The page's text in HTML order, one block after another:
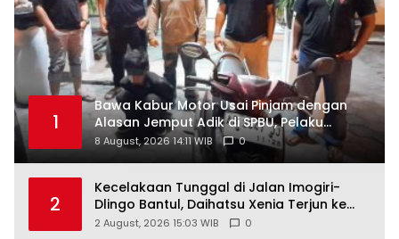
1
Bawa Kabur Motor Usai Pinjam dengan
Alasan Jemput Adik di SPBU, Pelaku
Ditangkap Saat COD
8 August, 2026 14:11 WIB 0
2
Kecelakaan Tunggal di Jalan Imogiri-
Dlingo Bantul, Daihatsu Xenia Terjun ke
Jurang
2 August, 2026 15:03 WIB 0